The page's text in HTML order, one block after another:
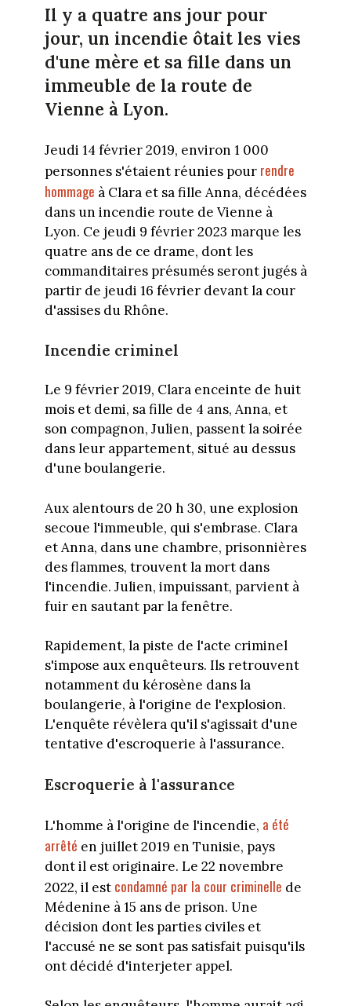
Il y a quatre ans jour pour
jour, un incendie ôtait les vies
d'une mère et sa fille dans un
immeuble de la route de
Vienne à Lyon.
Jeudi 14 février 2019, environ 1 000
personnes s'étaient réunies pour rendre
hommage à Clara et sa fille Anna, décédées
dans un incendie route de Vienne à
Lyon. Ce jeudi 9 février 2023 marque les
quatre ans de ce drame, dont les
commanditaires présumés seront jugés à
partir de jeudi 16 février devant la cour
d'assises du Rhône.
Incendie criminel
Le 9 février 2019, Clara enceinte de huit
mois et demi, sa fille de 4 ans, Anna, et
son compagnon, Julien, passent la soirée
dans leur appartement, situé au dessus
d'une boulangerie.
Aux alentours de 20 h 30, une explosion
secoue l'immeuble, qui s'embrase. Clara
et Anna, dans une chambre, prisonnières
des flammes, trouvent la mort dans
l'incendie. Julien, impuissant, parvient à
fuir en sautant par la fenêtre.
Rapidement, la piste de l'acte criminel
s'impose aux enquêteurs. Ils retrouvent
notamment du kérosène dans la
boulangerie, à l'origine de l'explosion.
L'enquête révèlera qu'il s'agissait d'une
tentative d'escroquerie à l'assurance.
Escroquerie à l'assurance
L'homme à l'origine de l'incendie, a été
arrêté en juillet 2019 en Tunisie, pays
dont il est originaire. Le 22 novembre
2022, il est condamné par la cour criminelle de
Médenine à 15 ans de prison. Une
décision dont les parties civiles et
l'accusé ne se sont pas satisfait puisqu'ils
ont décidé d'interjeter appel.